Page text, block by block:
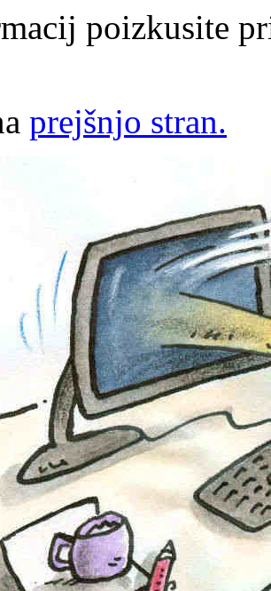
poizkusite
prejšnjo stran.